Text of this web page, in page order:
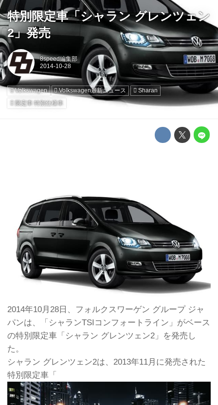
特別限定車「シャラン グレンツェン
2」発売
8speed編集部
Volkswagen Volkswagen最新ニュース
Sharan
限定車 特別仕様車
2014年10月28日、フォルクスワーゲン グループ ジャ
パンは、「シャランTSIコンフォートライン」がベース
の特別限定車「シャラン グレンツェン2」を発売し
た。
シャラン グレンツェン2は、2013年11月に発売された
特別限定車「